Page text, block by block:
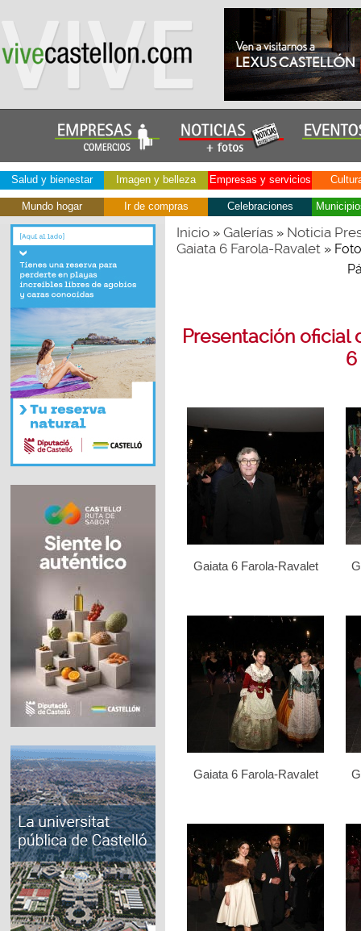
Salud y bienestar Imagen y belleza Empresas y servicios
Mundo hogar Ir de compras Celebraciones
Inicio» Galerías» Noticia
Gaiata 6 Farola-Ravalet»
Presentación oficial
Gaiata 6 Farola-Ravalet
Gaiata 6 Farola-Ravalet